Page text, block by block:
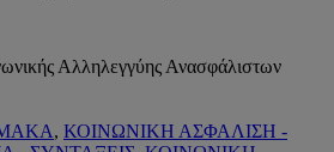
Αλληλεγγύης Ανασφάλιστων
, ΚΟΙΝΩΝΙΚΗ ΑΣΦΑΛΙΣΗ -